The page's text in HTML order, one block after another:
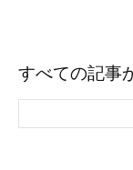
すべての記事